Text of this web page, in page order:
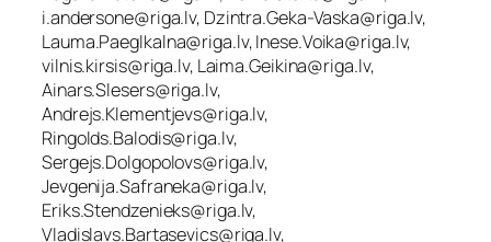
i.andersone@riga.lv, Dzintra.Geka-Vaska@riga.lv,
Lauma.Paeglkalna@riga.lv, Inese.Voika@riga.lv,
vilnis.kirsis@riga.lv, Laima.Geikina@riga.lv,
Ainars.Slesers@riga.lv,
Andrejs.Klementjevs@riga.lv,
Ringolds.Balodis@riga.lv,
Sergejs.Dolgopolovs@riga.lv,
Jevgenija.Safraneka@riga.lv,
Eriks.Stendzenieks@riga.lv,
Vladislavs.Bartasevics@riga.lv,